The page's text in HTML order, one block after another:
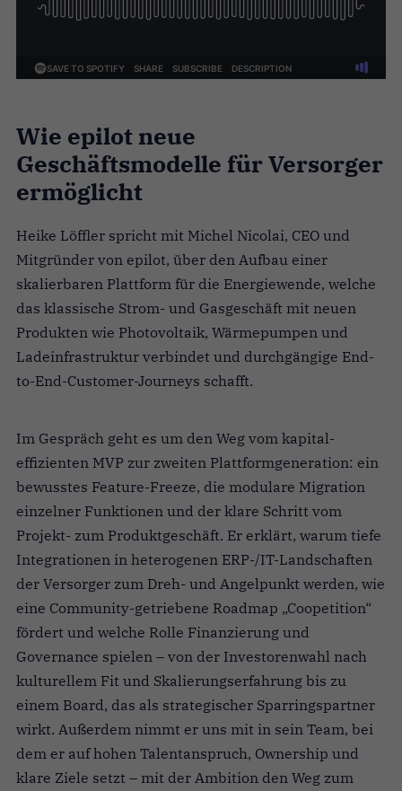
Wie epilot neue
Geschäftsmodelle für Versorger
ermöglicht
Heike Löffler spricht mit Michel Nicolai, CEO und
Mitgründer von epilot, über den Aufbau einer
skalierbaren Plattform für die Energiewende, welche
das klassische Strom- und Gasgeschäft mit neuen
Produkten wie Photovoltaik, Wärmepumpen und
Ladeinfrastruktur verbindet und durchgängige End-
to-End-Customer-Journeys schafft.
Im Gespräch geht es um den Weg vom kapital-
effizienten MVP zur zweiten Plattformgeneration: ein
bewusstes Feature-Freeze, die modulare Migration
einzelner Funktionen und der klare Schritt vom
Projekt- zum Produktgeschäft. Er erklärt, warum tiefe
Integrationen in heterogenen ERP-/IT-Landschaften
der Versorger zum Dreh- und Angelpunkt werden, wie
eine Community-getriebene Roadmap „Coopetition“
fördert und welche Rolle Finanzierung und
Governance spielen – von der Investorenwahl nach
kulturellem Fit und Skalierungserfahrung bis zu
einem Board, das als strategischer Sparringspartner
wirkt. Außerdem nimmt er uns mit in sein Team, bei
dem er auf hohen Talentanspruch, Ownership und
klare Ziele setzt – mit der Ambition den Weg zum